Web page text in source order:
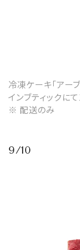
冷凍ケーキ「アー
インブティックに
※ 配送のみ
9/10